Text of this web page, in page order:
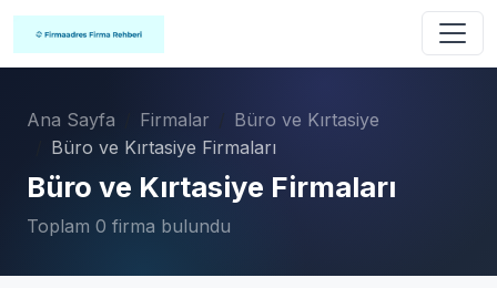
Ana Sayfa Firmalar
Büro ve Kırtasiye
Büro ve Kırtasiye Firmaları
Büro ve Kırtasiye Firmaları
Toplam 0 firma bulundu